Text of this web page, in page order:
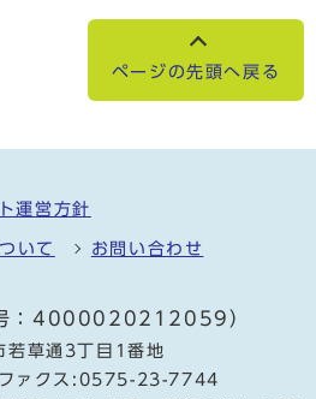
ページの先頭へ戻る
運営方針
いて お問い合わせ
号：4000020212059）
草通3丁目1番地
ァクス:0575-23-7744